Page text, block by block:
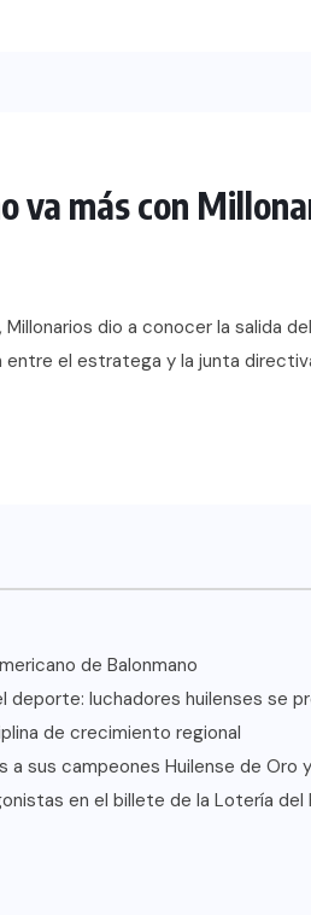
va más con
dio a conocer la salida
el estratega y la junta
de Balonmano
deporte: luchadores huilenses se
de crecimiento regional
sus campeones Huilense de Oro
en el billete de la Lotería del